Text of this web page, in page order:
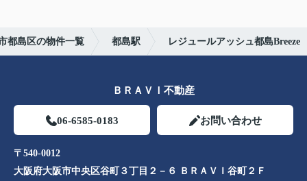
都島区の物件一覧 都島駅 レジュールアッシュ都島Breeze
ＢＲＡＶＩ不動産
06-6585-0183 お問い合わせ
〒540-0012
大阪府大阪市中央区谷町３丁目２－６ ＢＲＡＶＩ谷町２Ｆ